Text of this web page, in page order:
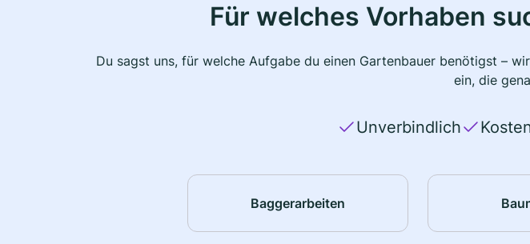
Für welches Vorhaben
Du sagst uns, für welche Aufgabe du einen Gartenbauer benötigst –
ein, die
Unverbindlich
Baggerarbeiten